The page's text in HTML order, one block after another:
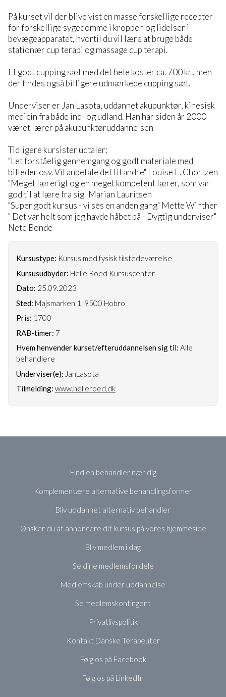
På kurset vil der blive vist en masse forskellige recepter
for forskellige sygedomme i kroppen og lidelser i
bevægeapparatet, hvortil du vil lære at bruge både
stationær cup terapi og massage cup terapi.
Et godt cupping sæt med det hele koster ca. 700 kr., men
der findes også billigere udmærkede cupping sæt.
Underviser er Jan Lasota, uddannet akupunktør, kinesisk
medicin fra både ind- og udland. Han har siden år 2000
været lærer på akupunktøruddannelsen
Tidligere kursister udtaler:
"Let forståelig gennemgang og godt materiale med
billeder osv. Vil anbefale det til andre" Louise E. Chortzen
"Meget lærerigt og en meget kompetent lærer, som var
god til at lære fra sig" Marian Lauritsen
"Super godt kursus - vi ses en anden gang" Mette Winther
" Det var helt som jeg havde håbet på - Dygtig underviser"
Nete Bonde
Kursustype: Kursus med fysisk tilstedeværelse
Kursusudbyder: Helle Roed Kursuscenter
Dato: 25.09.2023
Sted: Majsmarken 1, 9500 Hobro
Pris: 1700
RAB-timer: 7
Hvem henvender kurset/efteruddannelsen sig til: Alle
behandlere
Underviser(e): JanLasota
Tilmelding: www.helleroed.dk
Find en behandler nær dig
Komplementære alternative behandlingsformer
Bliv uddannet alternativ behandler
Ønsker du at annoncere dit kursus på vores hjemmeside
Bliv medlem i dag
Se dine medlemsfordele
Medlemskab under uddannelse
Se medlemskontingent
Privatlivspolitik
Kontakt Danske Terapeuter
Følg os på Facebook
Følg os på LinkedIn